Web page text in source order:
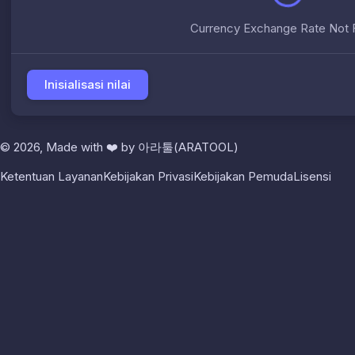
Currency Exchange Rate Not
Inisialisasi nilai
© 2026, Made with ❤️ by 아라툴(ARATOOL)
Ketentuan LayananKebijakan PrivasiKebijakan PemudaLisensi